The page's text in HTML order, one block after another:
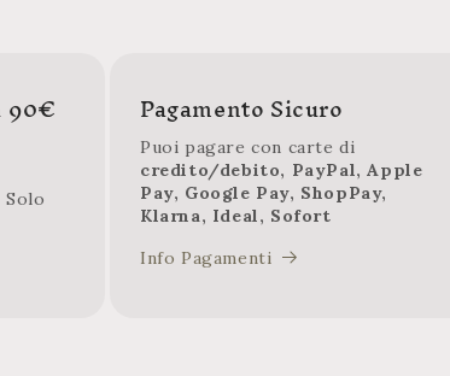
90€
Solo
Pagamento Sicuro
Puoi pagare con carte di
credito/debito, PayPal, Apple
Pay, Google Pay, ShopPay,
Klarna, Ideal, Sofort
Info Pagamenti